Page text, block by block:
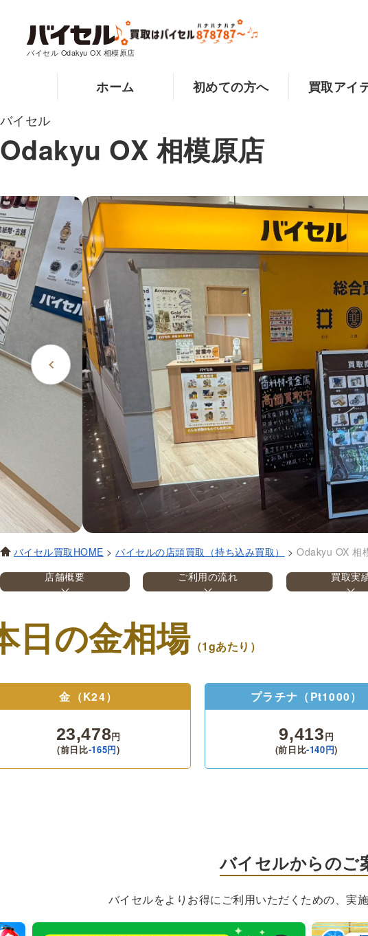
バイセル Odakyu OX 相模原店
ホーム 初めての方へ 買取アイ
バイセル
Odakyu OX 相模原店
バイセル買取HOME >バイセルの店頭買取（持ち込み買取） >Odakyu OX 相
店舗概要
ご利用の流れ 買取実
日の金相場 （1gあたり）
金 （K24）
23,478 円
(前日比-165円)
プラチナ （Pt1000）
9,413 円
(前日比-140円)
バイセルからのご
バイセルをよりお得にご利用いただくための、実